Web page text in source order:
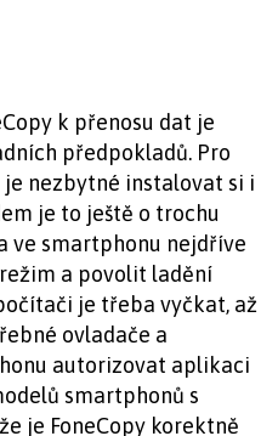
k přenosu dat je
předpokladů. Pro
nezbytné instalovat si i
je to ještě o trochu
ve smartphonu nejdříve
a povolit ladění
je třeba vyčkat, až
ovladače a
autorizovat aplikaci
smartphonů s
je FoneCopy korektně